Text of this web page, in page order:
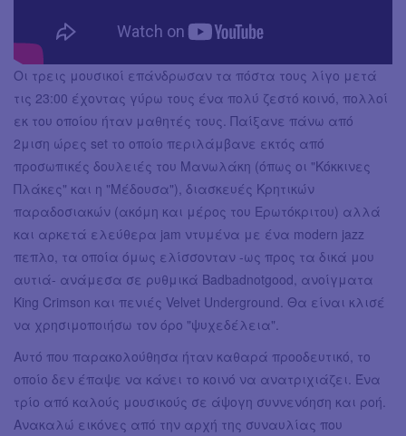
Οι τρεις μουσικοί επάνδρωσαν τα πόστα τους λίγο μετά
τις 23:00 έχοντας γύρω τους ένα πολύ ζεστό κοινό, πολλοί
εκ του οποίου ήταν μαθητές τους. Παίξανε πάνω από
2μιση ώρες set το οποίο περιλάμβανε εκτός από
προσωπικές δουλειές του Μανωλάκη (όπως οι "Κόκκινες
Πλάκες" και η "Μέδουσα"), διασκευές Κρητικών
παραδοσιακών (ακόμη και μέρος του Ερωτόκριτου) αλλά
και αρκετά ελεύθερα jam ντυμένα με ένα modern jazz
πεπλο, τα οποία όμως ελίσσονταν -ως προς τα δικά μου
αυτιά- ανάμεσα σε ρυθμικά Badbadnotgood, ανοίγματα
King Crimson και πενιές Velvet Underground. Θα είναι κλισέ
να χρησιμοποιήσω τον όρο "ψυχεδέλεια".
Αυτό που παρακολούθησα ήταν καθαρά προοδευτικό, το
οποίο δεν έπαψε να κάνει το κοινό να ανατριχιάζει. Ένα
τρίο από καλούς μουσικούς σε άψογη συννενόηση και ροή.
Ανακαλώ εικόνες από την αρχή της συναυλίας που